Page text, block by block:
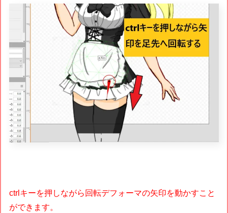
ctrlキーを押しながら回転デフォーマの矢印を動かすこと
ができます。